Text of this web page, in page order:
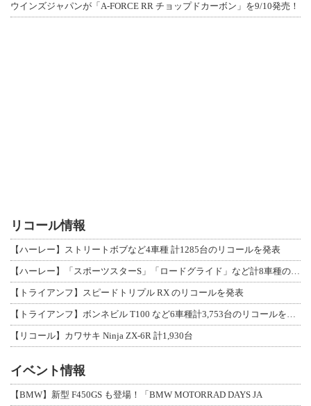
ウインズジャパンが「A-FORCE RR チョップドカーボン」を9/10発売！
リコール情報
【ハーレー】ストリートボブなど4車種 計1285台のリコールを発表
【ハーレー】「スポーツスターS」「ロードグライド」など計8車種のリコールを発表
【トライアンフ】スピードトリプル RX のリコールを発表
【トライアンフ】ボンネビル T100 など6車種計3,753台のリコールを発表
【リコール】カワサキ Ninja ZX-6R 計1,930台
イベント情報
【BMW】新型 F450GS も登場！「BMW MOTORRAD DAYS JA